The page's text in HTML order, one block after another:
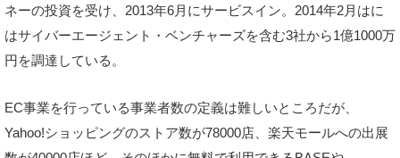
ネーの投資を受け、2013年6月にサービスイン。2014年2月はに
はサイバーエージェント・ベンチャーズを含む3社から1億1000万
円を調達している。
EC事業を行っている事業者数の定義は難しいところだが、
Yahoo!ショッピングのストア数が78000店、楽天モールへの出展